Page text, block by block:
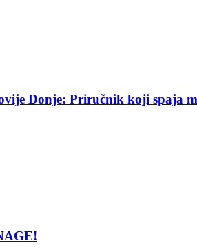
Donje: Priručnik koji spaja